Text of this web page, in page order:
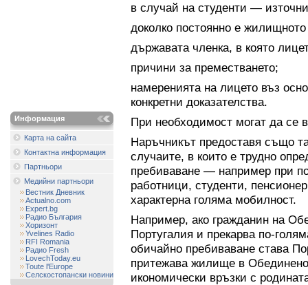
Информация
Карта на сайта
Контактна информация
Партньори
Медийни партньори
Вестник Дневник
Actualno.com
Expert.bg
Радио България
Хоризонт
Yvelines Radio
RFI Romania
Радио Fresh
LovechToday.eu
Toute l'Europe
Селскостопански новини
в случай на студенти —
доколко постоянно е
държавата членка, в която
причини за преместването;
намеренията на лицето въз
конкретни доказателства.
При необходимост могат да се
Наръчникът предоставя също
случаите, в които е трудно
пребиваване — например при
работници, студенти,
характерна голяма мобилност.
Например, ако гражданин на
Португалия и прекарва по-
обичайно пребиваване става
притежава жилище в
икономически връзки с